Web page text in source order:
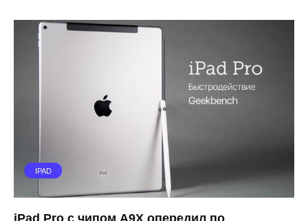
IPAD
iPad Pro с чипом A9X опередил по